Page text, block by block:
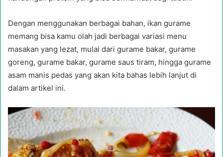
Dengan menggunakan berbagai bahan, ikan gurame
memang bisa kamu olah jadi berbagai variasi menu
masakan yang lezat, mulai dari gurame bakar, gurame
goreng, gurame bakar, gurame saus tiram, hingga gurame
asam manis pedas yang akan kita bahas lebih lanjut di
dalam artikel ini.